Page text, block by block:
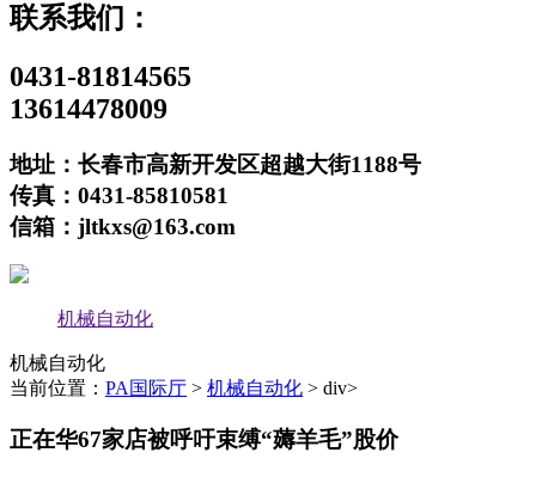
联系我们：
0431-81814565
13614478009
地址：长春市高新开发区超越大街1188号
传真：0431-85810581
信箱：jltkxs@163.com
机械自动化
机械自动化
当前位置： PA国际厅 > 机械自动化 > div>
正在华67家店被呼吁束缚“薅羊毛”股价